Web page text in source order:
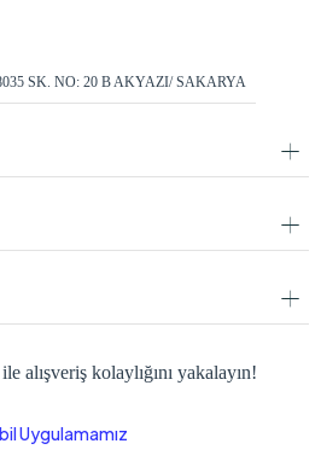
SK. NO: 20 B AKYAZI/ SAKARYA
alışveriş kolaylığını yakalayın!
Uygulamamız